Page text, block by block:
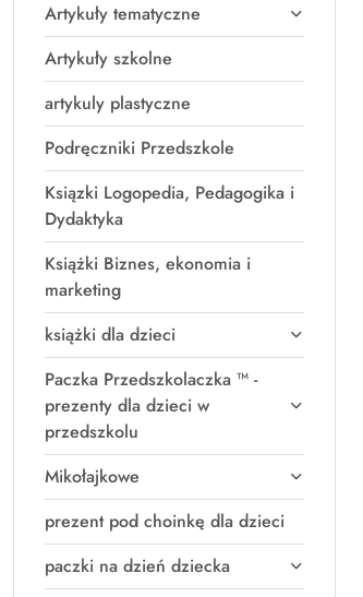
Artykuły tematyczne
Artykuły szkolne
artykuly plastyczne
Podręczniki Przedszkole
Ksiązki Logopedia, Pedagogika i
Dydaktyka
Książki Biznes, ekonomia i
marketing
książki dla dzieci
Paczka Przedszkolaczka ™ -
prezenty dla dzieci w
przedszkolu
Mikołajkowe
prezent pod choinkę dla dzieci
paczki na dzień dziecka